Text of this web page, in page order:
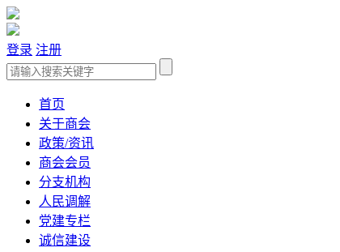
登录 注册
首页
关于商会
政策/资讯
商会会员
分支机构
人民调解
党建专栏
诚信建设